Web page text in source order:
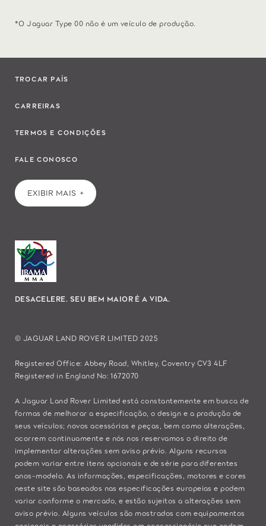
*O Jaguar Type 00 não é um veículo de produção.
TROCAR PAÍS
CARREIRAS
TERMOS E CONDIÇÕES
FALE CONOSCO
EXIBIR MAIS
DESACELERE. SEU BEM MAIOR É A VIDA.
© JAGUAR LAND ROVER LIMITED 2025
Registered Office: Abbey Road, Whitley, Coventry CV3 4LF
Registered in England No: 1672070
A Jaguar Land Rover Limited está constantemente em busca de
formas de melhorar a especificação, o design e a produção de
seus veículos; novos acessórios e peças, bem como alterações,
ocorrem continuamente e nós nos reservamos o direito de
implementar alterações sem aviso prévio. Alguns recursos
podem variar entre itens opcionais e de série para diferentes
anos-modelo. As informações, especificações, motores e cores
neste site são baseados nas especificações europeias e podem
variar conforme o mercado, e estão sujeitos a alterações sem
aviso prévio. Alguns veículos são mostrados com equipamentos